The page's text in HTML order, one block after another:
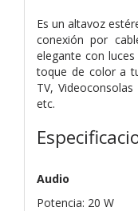
Es un altavoz
conexión por
elegante con
toque de color a
TV,
etc.
Audio
Potencia: 20 W